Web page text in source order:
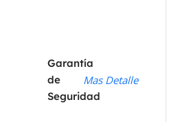
Garantía
de
Seguridad
Mas Detalle